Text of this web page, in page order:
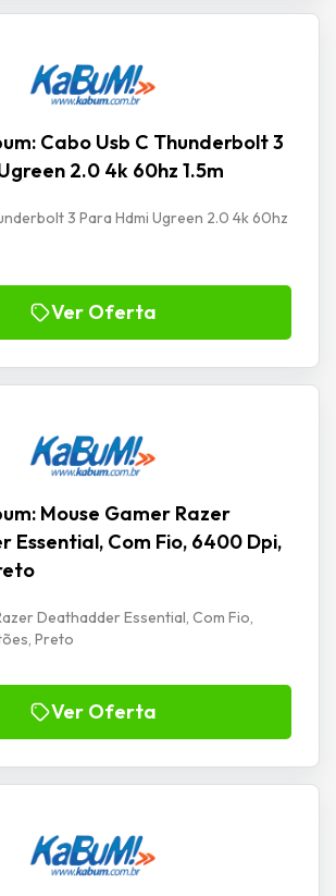
Cabo Usb C Thunderbolt 3
2.0 4k 60hz 1.5m
3 Para Hdmi Ugreen 2.0 4k 60hz
Ver Oferta
Mouse Gamer Razer
Essential, Com Fio, 6400 Dpi,
Deathadder Essential, Com Fio,
Preto
Ver Oferta